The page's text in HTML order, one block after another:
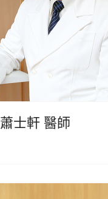
蕭士軒 醫師